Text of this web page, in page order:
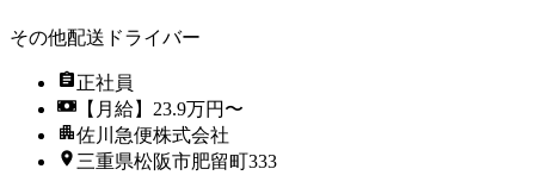
その他配送ドライバー
正社員
【月給】23.9万円〜
佐川急便株式会社
三重県松阪市肥留町333